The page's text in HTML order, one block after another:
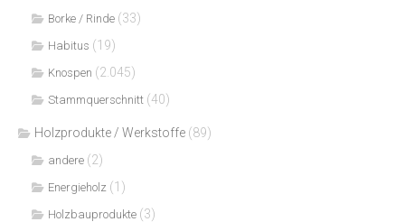
Borke / Rinde (33)
Habitus (19)
Knospen (2.045)
Stammquerschnitt (40)
Holzprodukte / Werkstoffe (89)
andere (2)
Energieholz (1)
Holzbauprodukte (3)